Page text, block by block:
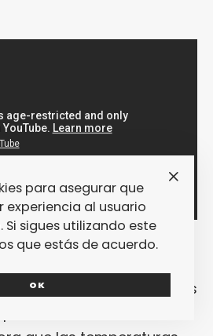
Dalsi.
«. ¿No te parece que venimos
mantra
para asegurar que
experiencia al usuario
Si sigues utilizando este
que estás de acuerdo.
OK